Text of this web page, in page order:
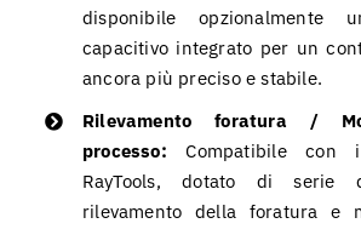
disponibile opzionalmente
capacitivo integrato per un
ancora più preciso e stabile.
Rilevamento foratura /
processo: Compatibile con
RayTools, dotato di serie
rilevamento della foratura e